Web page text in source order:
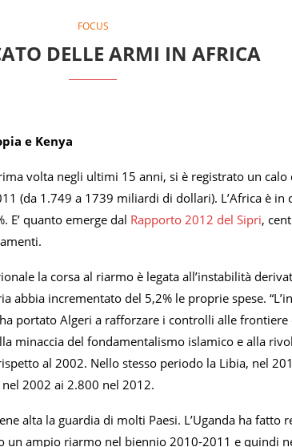
FOCUS
DELLE ARMI IN AFRICA
e Kenya
volta negli ultimi 15 anni, si è registrato un
(da 1.749 a 1739 miliardi di dollari). L’Africa è
E’ quanto emerge dal Rapporto 2012 del Sipri,
la corsa al riarmo è legata all’instabilità
abbia incrementato del 5,2% le proprie spese.
portato Algeri a rafforzare i controlli alle
minaccia del fondamentalismo islamico e alla
al 2002. Nello stesso periodo la Libia, nel
2002 ai 2.800 nel 2012.
alta la guardia di molti Paesi. L’Uganda ha fatto
ampio riarmo nel biennio 2010-2011 e quindi